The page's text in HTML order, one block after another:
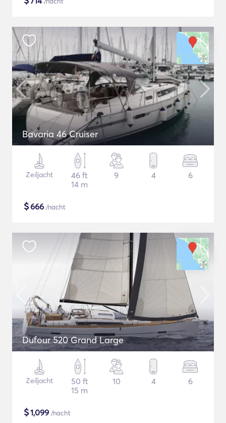
Bavaria 46 Cruiser
Zeiljacht
46 ft
14 m
9 4 6
$666 /nacht
Dufour 520 Grand Large
Zeiljacht
50 ft
15 m
10 4 6
$1,099 /nacht